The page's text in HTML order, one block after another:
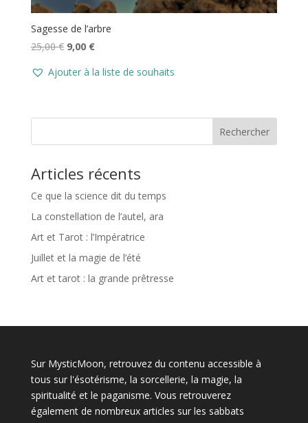
Sagesse de l’arbre
25,00€ Le
initial
9,00 €Le
actuel
Ajouter à la liste de souhaits
Rechercher
Articles récents
Ce que la science dit du temps
La constellation de l’autel, ara
Art et Tarot : l’Impératrice
Juillet et la magie de l’été
Art et tarot : la grande prêtresse
Sur MysticMoon, retrouvez du contenu accessible à
tous sur l'ésotérisme, la sorcellerie, la magie, la
spiritualité et le paganisme. Vous retrouverez
également de nombreux articles sur les sabbats